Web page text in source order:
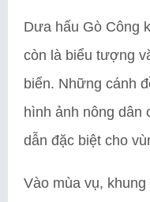
Dưa hấu Gò Công
còn là biểu tượng
biển. Những cánh
hình ảnh nông dân
dẫn đặc biệt cho
Vào mùa vụ,